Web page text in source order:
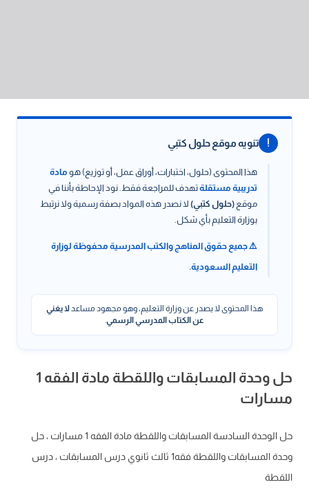
! تنويه موقع حلول كتبي
هذا المحتوى (حلول، اختبارات، أوراق عمل، أو توزيع) هو مادة
تدريبية مستقلةتهدف للمراجعة فقط. نود الإحاطة بأننا في
موقع (حلول كتبي) لا نصدر هذه المواد بصفة رسمية ولا نرتبط
بوزارة التعليم بأي شكل.
⚠️ جميع حقوق المناهج والكتب المدرسية محفوظة لوزارة
التعليم السعودية.
هذا المحتوى لا يصدر عن وزارة التعليم، وهو مجهود مساعدلا يغني
عن الكتاب المدرسي الرسمي.
حل وحدة المسابقات واللقطة مادة الفقه 1
مسارات
حل الوحدة السادسة المسابقات واللقطة مادة الفقه 1 مسارات ، حل
وحدة المسابقات واللقطة فقه1 ثالث ثانوي درس المسابقات ، درس
اللقطة